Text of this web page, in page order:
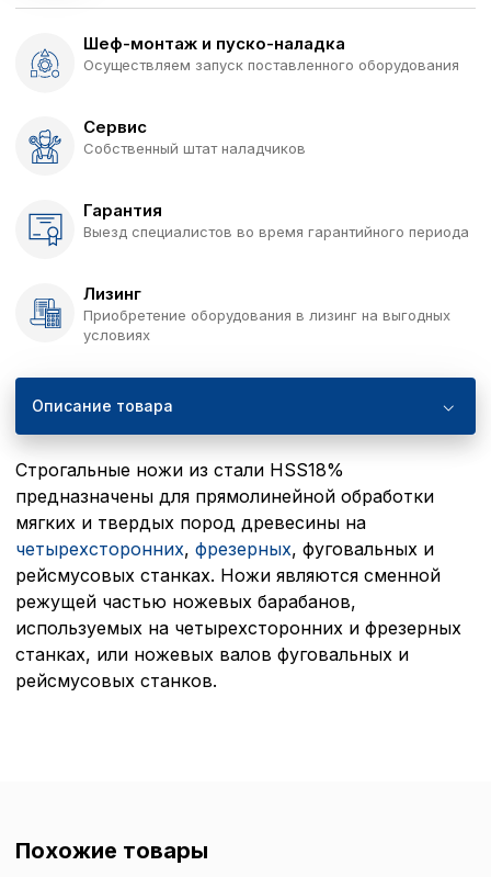
Шеф-монтаж и пуско-наладка
Осуществляем запуск поставленного оборудования
Сервис
Собственный штат наладчиков
Гарантия
Выезд специалистов во время гарантийного периода
Лизинг
Приобретение оборудования в лизинг на выгодных
условиях
Описание товара
Строгальные ножи из стали HSS18%
предназначены для прямолинейной обработки
мягких и твердых пород древесины на
четырехсторонних, фрезерных, фуговальных и
рейсмусовых станках. Ножи являются сменной
режущей частью ножевых барабанов,
используемых на четырехсторонних и фрезерных
станках, или ножевых валов фуговальных и
рейсмусовых станков.
Похожие товары